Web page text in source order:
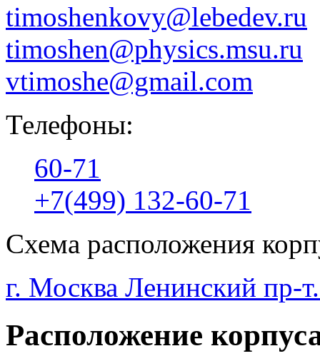
timoshenkovy@lebedev.ru
timoshen@physics.msu.ru
vtimoshe@gmail.com
Телефоны:
60-71
+7(499) 132-60-71
Схема расположения
г. Москва Ленинский пр-
Расположение